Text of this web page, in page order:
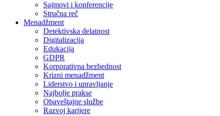
Sajmovi i konferencije
Stručna reč
Menadžment
Detektivska delatnost
Digitalizacija
Edukacija
GDPR
Korporativna bezbednost
Krizni menadžment
Liderstvo i upravljanje
Najbolje prakse
Obaveštajne službe
Razvoj karijere